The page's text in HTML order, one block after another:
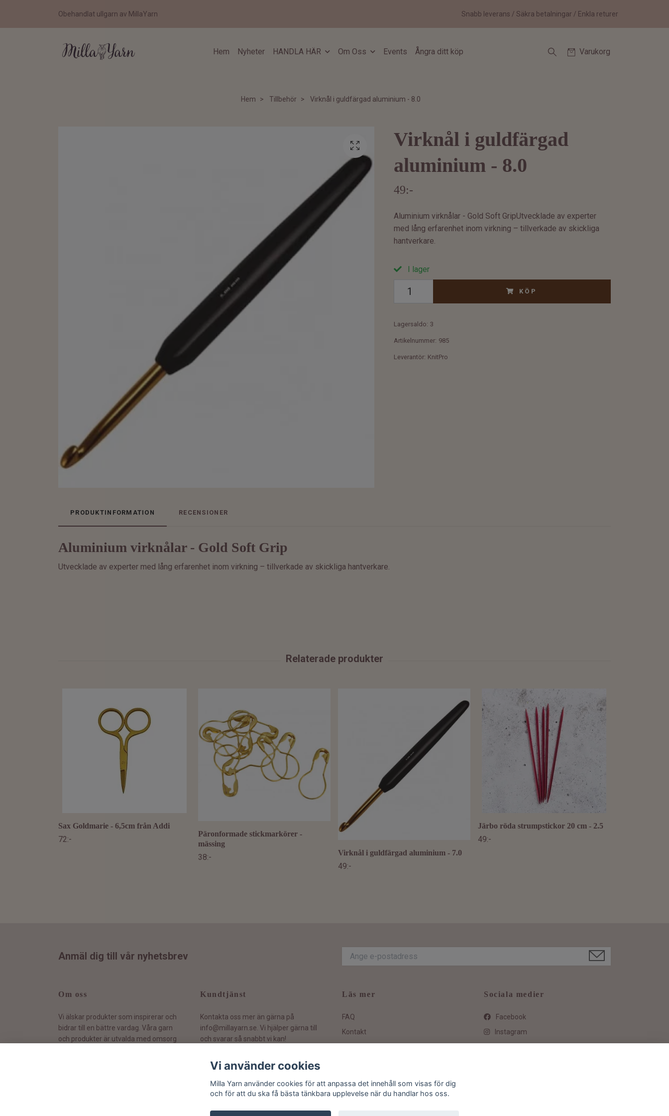
Obehandlat ullgarn av MillaYarn Snabb leverans / Säkra betalningar / Enkla returer
Hem Nyheter HANDLA HÄR Om Oss Events Ångra ditt köp Varukorg
Hem Tillbehör Virknål i guldfärgad aluminium - 8.0
Virknål i guldfärgad
aluminium - 8.0
49:-
Aluminium virknålar - Gold Soft GripUtvecklade av experter
med lång erfarenhet inom virkning – tillverkade av skickliga
hantverkare.
I lager
KÖP
Lagersaldo: 3
Artikelnummer: 985
Leverantör: KnitPro
PRODUKTINFORMATION RECENSIONER
Aluminium virknålar - Gold Soft Grip
Utvecklade av experter med lång erfarenhet inom virkning – tillverkade av skickliga hantverkare.
Sax Goldmarie - 6,5cm från Addi
72:-
Päronformade stickmarkörer -
mässing
38:- Virknål i guldfärgad aluminium - 7.0
49:-
Järbo röda strumpstickor 20 cm - 2.5
49:-
Anmäl dig till vår nyhetsbrev
Om oss
Vi älskar produkter som inspirerar och
bidrar till en bättre vardag. Våra garn
och produkter är utvalda med omsorg
Kundtjänst
Kontakta oss mer än gärna på
info@millayarn.se . Vi hjälper gärna till
och svarar så snabbt vi kan!
Läs mer
FAQ
Kontakt
Sociala medier
Facebook
Instagram
Vi använder cookies
Milla Yarn använder cookies för att anpassa det innehåll som visas för dig
och för att du ska få bästa tänkbara upplevelse när du handlar hos oss.